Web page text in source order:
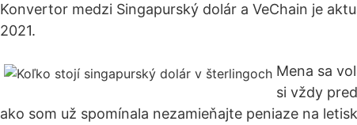
Konvertor medzi Singapurský dolár a VeChain je
2021.
Mena sa
si vždy
ako som už spomínala nezamieňajte peniaze na